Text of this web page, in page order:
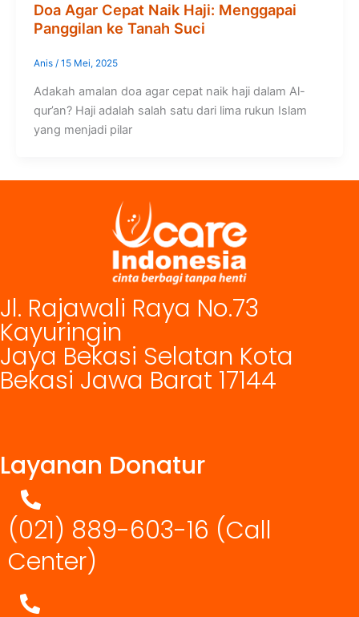
Doa Agar Cepat Naik Haji: Menggapai
Panggilan ke Tanah Suci
Anis / 15 Mei, 2025
Adakah amalan doa agar cepat naik haji dalam Al-
qur’an? Haji adalah salah satu dari lima rukun Islam
yang menjadi pilar
Jl. Rajawali Raya No.73
Kayuringin
Jaya Bekasi Selatan Kota
Bekasi Jawa Barat 17144
Layanan Donatur
(021) 889-603-16 (Call
Center)